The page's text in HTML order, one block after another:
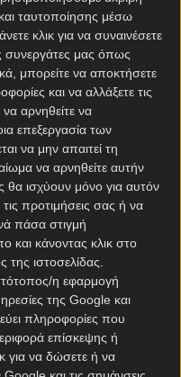
ταυτοποίησης μέσω
κλικ για να συναινέσετε
συνεργάτες μας όπως
μπορείτε να αποκτήσετε
και να αλλάξετε τις
αρνηθείτε να
επεξεργασία των
να μην απαιτεί τη
να αρνηθείτε αυτήν
θα ισχύουν μόνο για αυτόν
προτιμήσεις σας ή να
πάσα στιγμή
και κάνοντας κλικ στο
ιστοσελίδας.
η εφαρμογή
της Google και
πληροφορίες που
επίσκεψης ή
για να δώσετε ή να
παιχνίδια!), αφού
Βερολίνο,
για να
αγωνιζόμενοι
επτά νίκες σε
συνολικά
με μια εξάρα, μια
Bundesliga
η οποία έχει
του
το «Αλιάντς
στα κέφια της
φαβορί στις